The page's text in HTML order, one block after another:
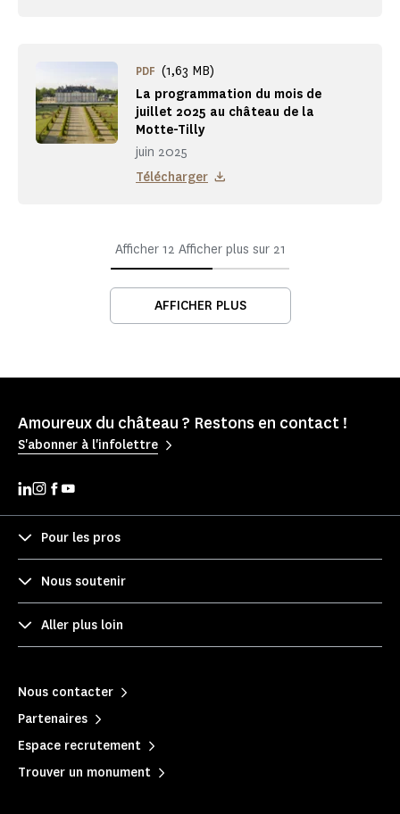
La programmation du mois de
juillet 2025 au château de la
Motte-Tilly
juin 2025
PDF (1,63 MB)
Télécharger
Afficher 12 Afficher plus sur 21
AFFICHER PLUS
Amoureux du château ? Restons en contact !
S'abonner à l'infolettre
Pour les pros
Nous soutenir
Aller plus loin
Nous contacter
Partenaires
Espace recrutement
Trouver un monument